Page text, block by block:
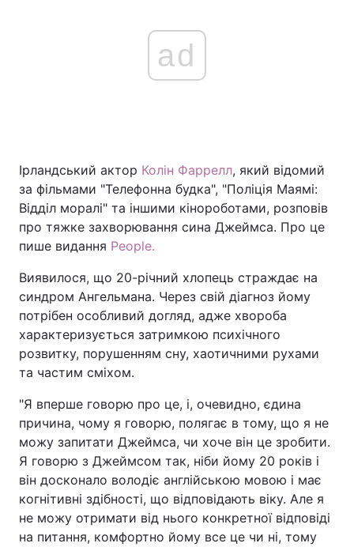
Головна Війна
Україна Політика
Спорт Наука
Техно і зв'язок Лайт
Зброя
Здоров'я Туризм
Цікавинки Погода
Екологія Регіони
ad
Ірландський актор Колін Фаррелл, який відомий
за фільмами "Телефонна будка", "Поліція Маямі:
Відділ моралі" та іншими кінороботами, розповів
про тяжке захворювання сина Джеймса. Про це
пише видання People.
Виявилося, що 20-річний хлопець страждає на
синдром Ангельмана. Через свій діагноз йому
потрібен особливий догляд, адже хвороба
характеризується затримкою психічного
розвитку, порушенням сну, хаотичними рухами
та частим сміхом.
"Я вперше говорю про це, і, очевидно, єдина
причина, чому я говорю, полягає в тому, що я не
можу запитати Джеймса, чи хоче він це зробити.
Я говорю з Джеймсом так, ніби йому 20 років і
він досконало володіє англійською мовою і має
когнітивні здібності, що відповідають віку. Але я
не можу отримати від нього конкретної відповіді
на питання, комфортно йому все це чи ні, тому